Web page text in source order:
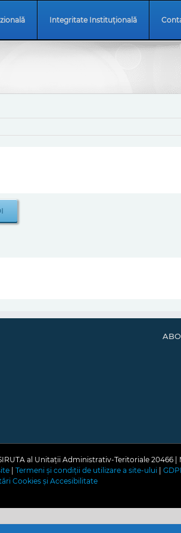
Integritate Instituțională
al Unitații Administrativ-Teritoriale 20466 |
Termeni și condiții de utilizare a site-ului
Cookies și Accesibilitate